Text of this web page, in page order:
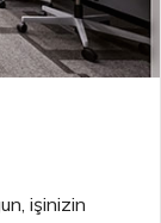
işinizin